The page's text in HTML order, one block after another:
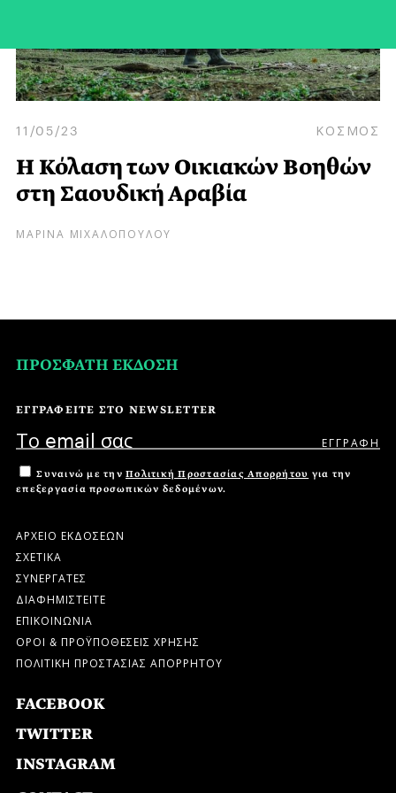
11/05/23 ΚΟΣΜΟΣ
Η Κόλαση των Οικιακών Βοηθών
στη Σαουδική Αραβία
ΜΑΡΙΝΑ ΜΙΧΑΛΟΠΟΥΛΟΥ
ΠΡΟΣΦΑΤΗ ΕΚΔΟΣΗ
ΕΓΓΡΑΦΕΙΤΕ ΣΤΟ NEWSLETTER
Συναινώ με την Πολιτική Προστασίας Απορρήτου για την
επεξεργασία προσωπικών δεδομένων.
ΑΡΧΕΙΟ ΕΚΔΟΣΕΩΝ
ΣΧΕΤΙΚΑ
ΣΥΝΕΡΓΑΤΕΣ
ΔΙΑΦΗΜΙΣΤΕΙΤΕ
ΕΠΙΚΟΙΝΩΝΙΑ
ΟΡΟΙ & ΠΡΟΫΠΟΘΕΣΕΙΣ ΧΡΗΣΗΣ
ΠΟΛΙΤΙΚΗ ΠΡΟΣΤΑΣΙΑΣ ΑΠΟΡΡΗΤΟΥ
FACEBOOK
TWITTER
INSTAGRAM